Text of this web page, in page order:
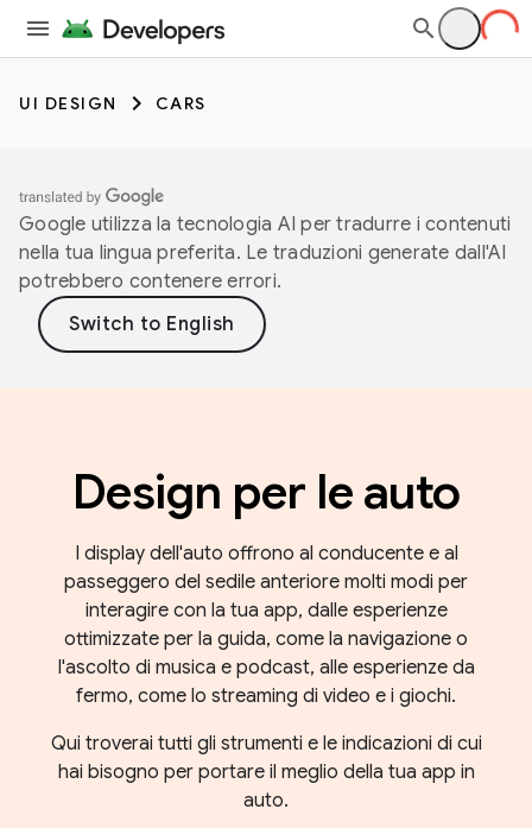
UI DESIGN CARS
Google utilizza la tecnologia AI per tradurre i contenuti
nella tua lingua preferita. Le traduzioni generate dall'AI
potrebbero contenere errori.
Design per le auto
I display dell'auto offrono al conducente e al
passeggero del sedile anteriore molti modi per
interagire con la tua app, dalle esperienze
ottimizzate per la guida, come la navigazione o
l'ascolto di musica e podcast, alle esperienze da
fermo, come lo streaming di video e i giochi.
Qui troverai tutti gli strumenti e le indicazioni di cui
hai bisogno per portare il meglio della tua app in
auto.